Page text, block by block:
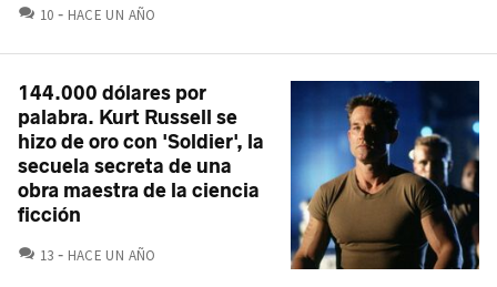
10 COMENTARIOS
HACE UN AÑO
144.000 dólares por
palabra. Kurt Russell se
hizo de oro con 'Soldier', la
secuela secreta de una
obra maestra de la ciencia
ficción
13 COMENTARIOS
HACE UN AÑO